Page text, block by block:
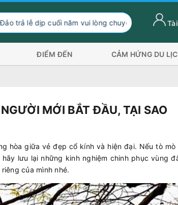
vui lòng chuyển hướng xuống Sóc Trăng
ĐIỂM ĐẾN CẢM HỨNG DU
MỚI BẮT ĐẦU, TẠI SAO
hòa giữa vẻ đẹp cổ kính và hiện đại. Nếu tò mò
lưu lại những kinh nghiệm chinh phục vùng
của mình nhé.